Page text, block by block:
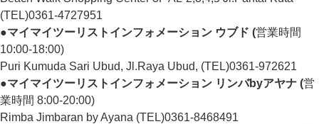
(TEL)0361-4727951
●マイマイツーリストインフォメーション ウブド (営業時間
10:00-18:00)
Puri Kumuda Sari Ubud, Jl.Raya Ubud, (TEL)0361-972621
●マイマイツーリストインフォメーション リンバbyアヤナ (営
業時間 8:00-20:00)
Rimba Jimbaran by Ayana (TEL)0361-8468491